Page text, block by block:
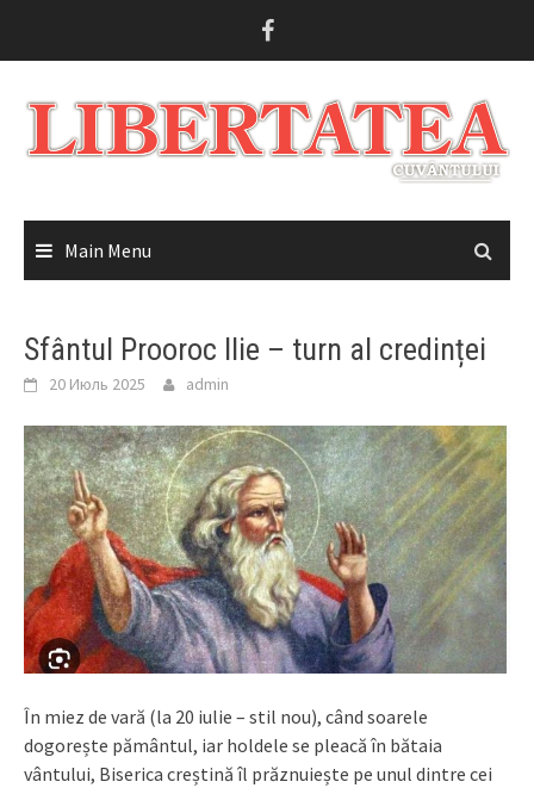
Main Menu
Sfântul Prooroc Ilie – turn al credinței
20 Июль 2025 admin
În miez de vară (la 20 iulie – stil nou), când soarele
dogorește pământul, iar holdele se pleacă în bătaia
vântului, Biserica creștină îl prăznuiește pe unul dintre cei